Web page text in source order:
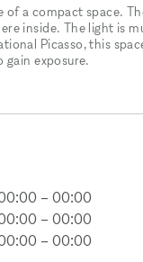
of a compact space.
inside. The light is
Picasso, this
exposure.
–00:00
–00:00
–00:00